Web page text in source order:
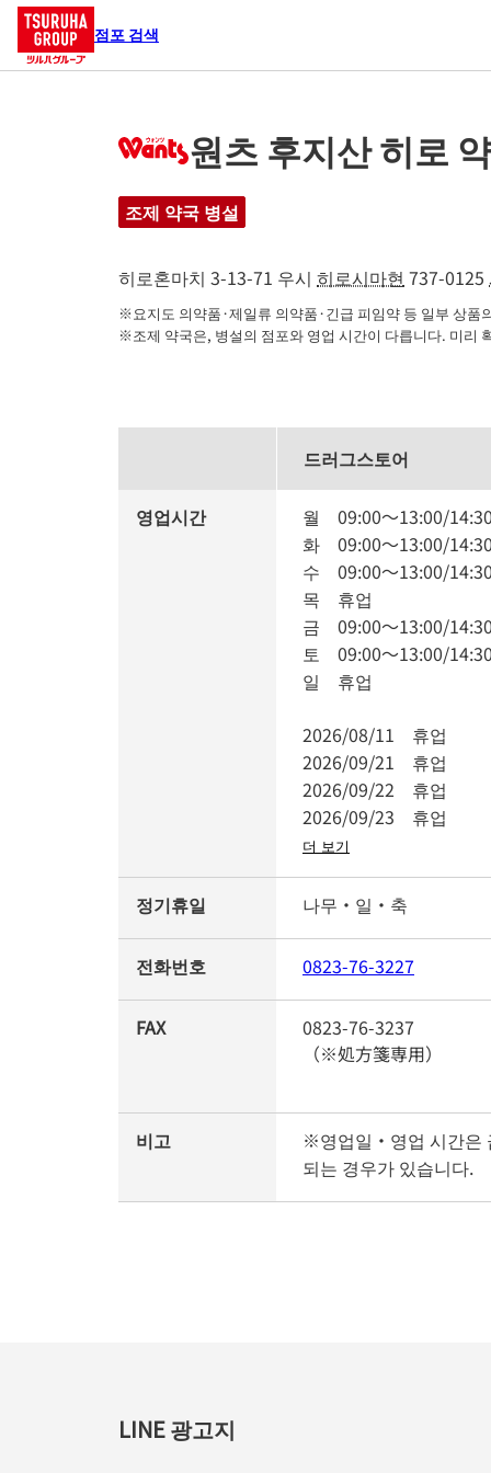
점포 검색
원츠 후지산 히로
조제 약국 병설
히로혼마치 3-13-71 우시 히로시마현 737-0125
※요지도 의약품·제일류 의약품·긴급 피임약 등 일부 상품
※조제 약국은, 병설의 점포와 영업 시간이 다릅니다. 미리
LINE 광고지
드러그스토어
영업시간 월 09:00～13:00/
화 09:00～13:00/
수 09:00～13:00/
목 휴업
금 09:00～13:00/
토 09:00～13:00/
일 휴업
2026/08/11 휴업
2026/09/21 휴업
2026/09/22 휴업
2026/09/23 휴업
더 보기
정기휴일 나무・일・축
전화번호 0823-76-3227
FAX
0823-76-3237
（※処方箋専用）
비고
※영업일・영업 시간은
되는 경우가 있습니다.